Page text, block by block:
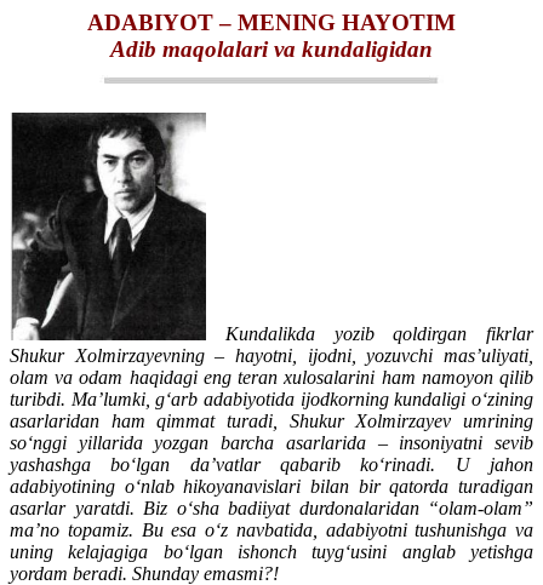
ADABIYOT – MЕNING HAYOTIM
Adib maqolalari va kundaligidan
Kundalikda yozib qoldirgan fikrlar
Shukur Xolmirzayevning – hayotni, ijodni, yozuvchi mas’uliyati,
olam va odam haqidagi eng teran xulosalarini ham namoyon qilib
turibdi. Ma’lumki, g‘arb adabiyotida ijodkorning kundaligi o‘zining
asarlaridan ham qimmat turadi, Shukur Xolmirzayev umrining
so‘nggi yillarida yozgan barcha asarlarida – insoniyatni sevib
yashashga bo‘lgan da’vatlar qabarib ko‘rinadi. U jahon
adabiyotining o‘nlab hikoyanavislari bilan bir qatorda turadigan
asarlar yaratdi. Biz o‘sha badiiyat durdonalaridan “olam-olam”
ma’no topamiz. Bu esa o‘z navbatida, adabiyotni tushunishga va
uning kelajagiga bo‘lgan ishonch tuyg‘usini anglab yetishga
yordam beradi. Shunday emasmi?!